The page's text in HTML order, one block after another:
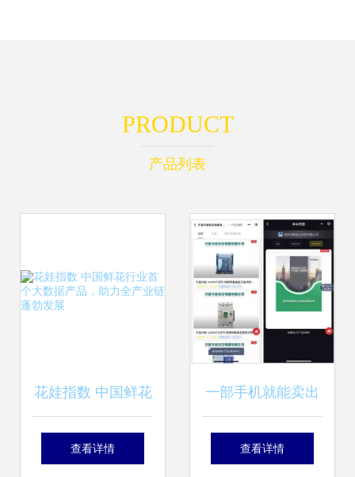
PRODUCT
产品列表
花娃指数 中国鲜花
行业首个大数据产
查看详情
一部手机就能卖出
工业品，你却花了
查看详情